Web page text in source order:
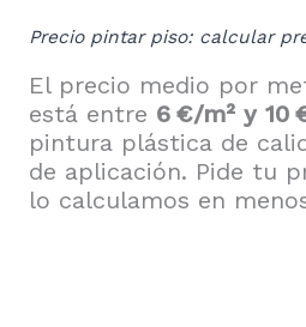
Precio pintar piso: calcular
El precio medio por
está entre 6 €/m² y 10
pintura plástica de
de aplicación. Pide tu
lo calculamos en